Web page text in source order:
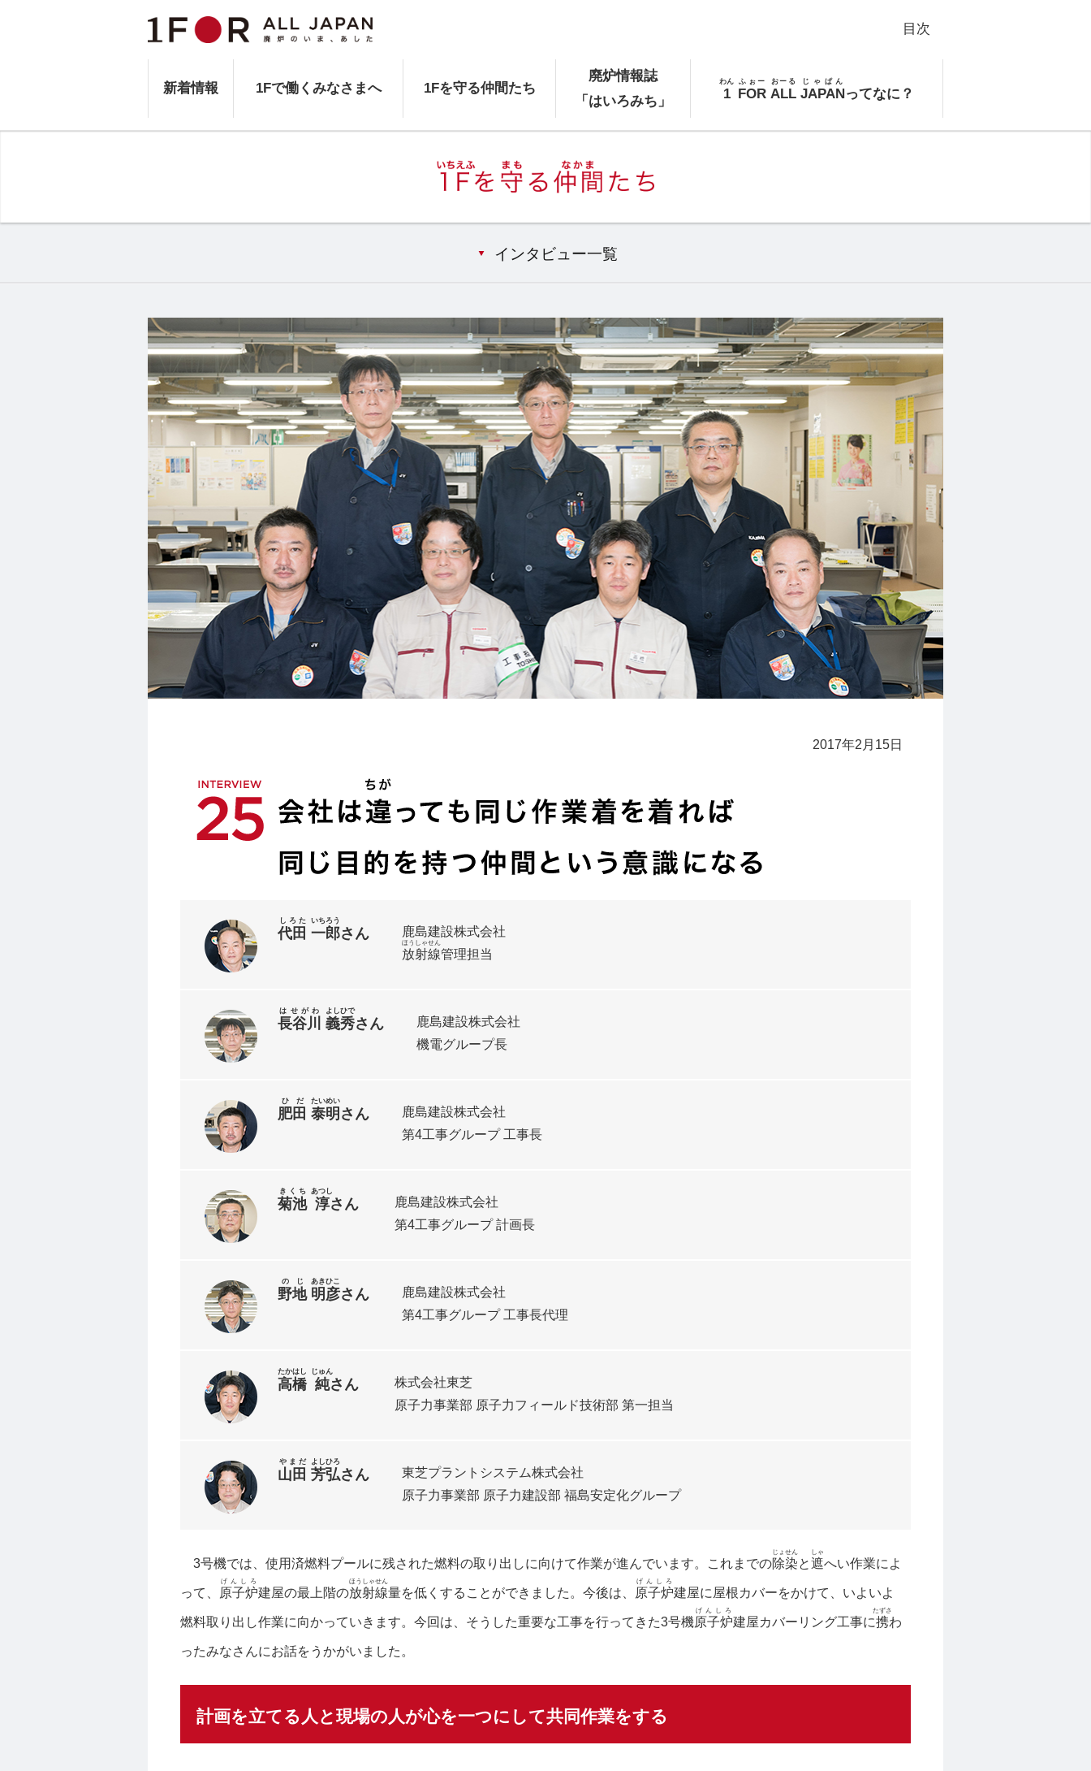
新着情報 1Fで働くみなさまへ 1Fを守る仲間たち
廃炉情報誌
「はいろみち」
1
わん
FOR
ふぉー
ALL
おーる
JAPAN
じゃぱん
ってなに？
目次
インタビュー一覧
2017年2月15日
代田
しろた
一郎
いちろう
さん
鹿島建設株式会社
放射線
ほうしゃせん
管理担当
長谷川
はせがわ
義秀
よしひで
さん
鹿島建設株式会社
機電グループ長
肥田
ひだ
泰明
たいめい
さん
鹿島建設株式会社
第4工事グループ 工事長
菊池
きくち
淳
あつし
さん
鹿島建設株式会社
第4工事グループ 計画長
野地
のじ
明彦
あきひこ
さん
鹿島建設株式会社
第4工事グループ 工事長代理
高橋
たかはし
純
じゅん
さん
株式会社東芝
原子力事業部 原子力フィールド技術部 第一担当
山田
やまだ
芳弘
よしひろ
さん
東芝プラントシステム株式会社
原子力事業部 原子力建設部 福島安定化グループ
3号機では、使用済燃料プールに残された燃料の取り出しに向けて作業が進んでいます。これまでの除染
じょせん
と遮
しゃ
へい作業によ
って、
原子炉
げんしろ
建屋の最上階の放射線
ほうしゃせん
量を低くすることができました。今後は、 原子炉
げんしろ
建屋に屋根カバーをかけて、いよいよ
燃料取り出し作業に向かっていきます。今回は、そうした重要な工事を行ってきた3号機原子炉
げんしろ
建屋カバーリング工事に携
たずさ
わ
ったみなさんにお話をうかがいました。
計画を立てる人と現場の人が心を一つにして共同作業をする